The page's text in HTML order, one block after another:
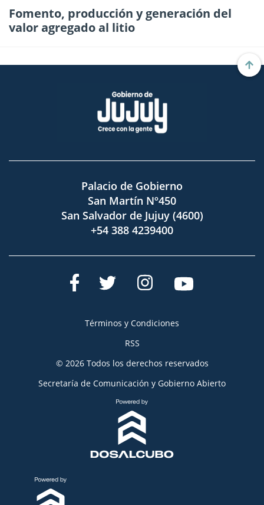
Fomento, producción y generación del
valor agregado al litio
Palacio de Gobierno
San Martín Nº450
San Salvador de Jujuy (4600)
+54 388 4239400
Términos y Condiciones
RSS
© 2026 Todos los derechos reservados
Secretaría de Comunicación y Gobierno Abierto